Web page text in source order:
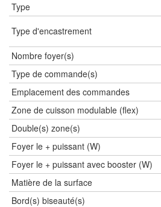
Type
Type d'encastrement
Nombre foyer(s)
Type de commande(s)
Emplacement des commandes
Zone de cuisson modulable (flex)
Double(s) zone(s)
Foyer le + puissant (W)
Foyer le + puissant avec booster (W)
Matière de la surface
Bord(s) biseauté(s)